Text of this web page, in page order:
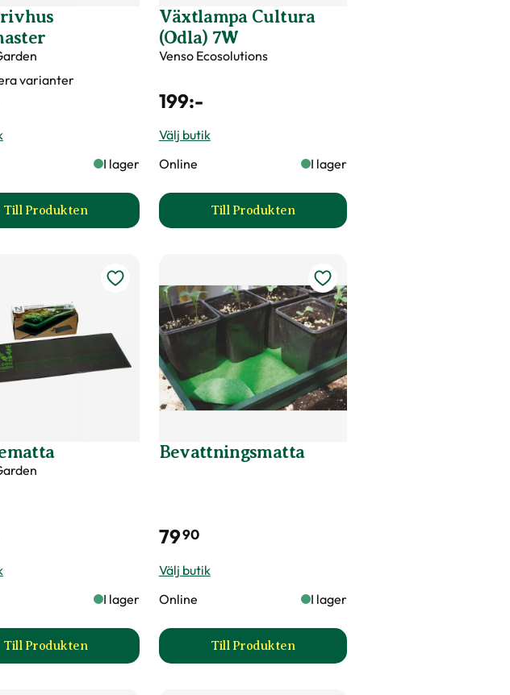
produktsida
varianter
I lager
Till Produkten
till Minidrivhus Rootmaster produktsida
Växtlampa Cultura
(Odla) 7W
Venso Ecosolutions
199:-
Välj butik
Online
I lager
Till Produkten
till Växtlampa Cultura (Odla) 7W produktsida
produktsida
I lager
Till Produkten
till Värmematta produktsida
Bevattningsmatta
7990
Välj butik
Online
I lager
Till Produkten
till Bevattningsmatta produktsida